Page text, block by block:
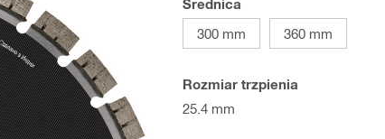
Średnica
300 mm
360 mm
Rozmiar trzpienia
25.4 mm